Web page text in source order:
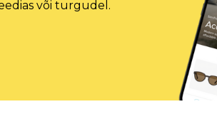
või turgudel.